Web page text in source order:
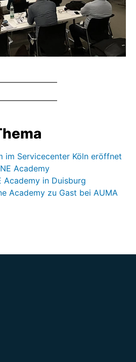
im Servicecenter Köln eröffnet
Academy
Academy in Duisburg
Academy zu Gast bei AUMA